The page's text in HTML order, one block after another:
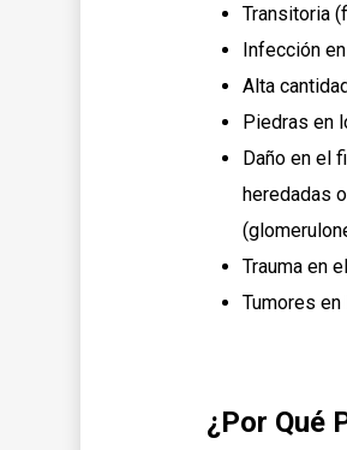
Transitoria
Infección
Alta
Piedras en
Daño en el
heredadas
Trauma en
Tumores
¿Por Qué